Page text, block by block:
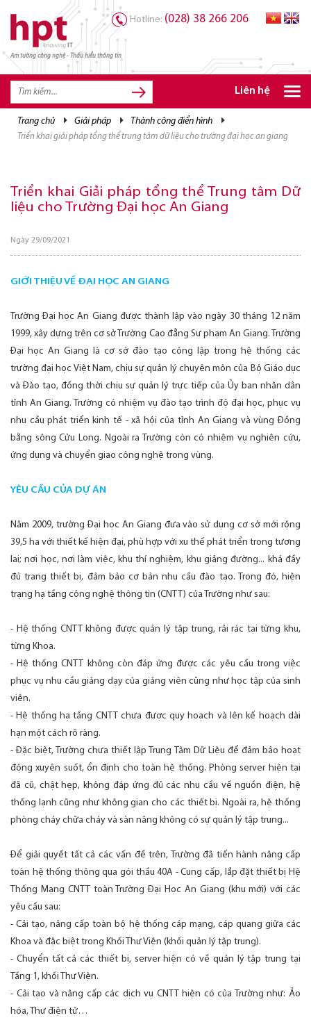
Am tường công nghệ - Thấu hiểu thông tin
Hotline: (028) 38 266 206
Liên hệ
trang chủ giải pháp thành công điển hình
triển khai giải pháp tổng thể trung tâm dữ liệu cho trường đại học an giang
Triển khai Giải pháp tổng thể Trung tâm Dữ
liệu cho Trường Đại học An Giang
Ngày 29/09/2021
GIỚI THIỆU VỀ ĐẠI HỌC AN GIANG
Trường Đại học An Giang được thành lập vào ngày 30 tháng 12 năm
1999, xây dựng trên cơ sở Trường Cao đẳng Sư phạm An Giang. Trường
Đại học An Giang là cơ sở đào tạo công lập trong hệ thống các
trường đại học Việt Nam, chịu sự quản lý chuyên môn của Bộ Giáo dục
và Đào tạo, đồng thời chịu sự quản lý trực tiếp của Ủy ban nhân dân
tỉnh An Giang. Trường có nhiệm vụ đào tạo trình độ đại học, phục vụ
nhu cầu phát triển kinh tế - xã hội của tỉnh An Giang và vùng Đồng
bằng sông Cửu Long. Ngoài ra Trường còn có nhiệm vụ nghiên cứu,
ứng dụng và chuyển giao công nghệ trong vùng.
YÊU CẦU CỦA DỰ ÁN
Năm 2009, trường Đại học An Giang đưa vào sử dụng cơ sở mới rộng
39,5 ha với thiết kế hiện đại, phù hợp với xu thế phát triển trong tương
lai; nơi học, nơi làm việc, khu thí nghiệm, khu giảng đường... khá đầy
đủ trang thiết bị, đảm bảo cơ bản nhu cầu đào tạo. Trong đó, hiện
trạng hạ tầng công nghệ thông tin (CNTT) của Trường như sau:
- Hệ thống CNTT không được quản lý tập trung, rải rác tại từng khu,
từng Khoa.
- Hệ thống CNTT không còn đáp ứng được các yêu cầu trong việc
phục vụ nhu cầu giảng dạy của giảng viên cũng như học tập của sinh
viên.
- Hệ thống hạ tầng CNTT chưa được quy hoạch và lên kế hoạch dài
hạn một cách rõ ràng.
- Đặc biệt, Trường chưa thiết lập Trung Tâm Dữ Liệu để đảm bảo hoạt
động xuyên suốt, ổn định cho toàn hệ thống. Phòng server hiện tại
đã cũ, chật hẹp, không đáp ứng đủ các nhu cầu về nguồn điện, hệ
thống lạnh cũng như không gian cho các thiết bị. Ngoài ra, hệ thống
phòng cháy chữa cháy và sàn nâng không có sự quản lý tập trung...
Để giải quyết tất cả các vấn đề trên, Trường đã tiến hành nâng cấp
toàn hệ thống thông qua gói thầu 40A - Cung cấp, lắp đặt thiết bị Hệ
Thống Mạng CNTT toàn Trường Đại Học An Giang (khu mới) với các
yêu cầu sau:
- Cải tạo, nâng cấp toàn bộ hệ thống cáp mạng, cáp quang giữa các
Khoa và đặc biệt trong Khối Thư Viện (khối quản lý tập trung).
- Chuyển tất cả các thiết bị, server hiện có về quản lý tập trung tại
Tầng 1, khối Thư Viện.
- Cải tạo và nâng cấp các dịch vụ CNTT hiện có của Trường như: Ảo
hóa, Thư điện tử…
TRANG CHỦ
TRANG CHỦ
GIẢI PHÁP
TRI THỨC